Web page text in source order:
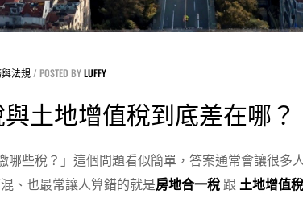
法規 POSTED BYLUFFY
土地增值稅到底差在哪？
哪些稅？」這個問題看似簡單，答案通常會讓很
、也最常讓人算錯的就是房地合一稅跟土地增值稅